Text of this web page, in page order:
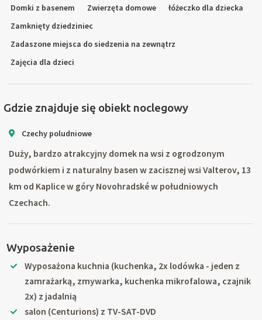
PL
Domki z basenem
Zwierzęta domowe
łóżeczko dla dziecka
Zamknięty dziedziniec
Zadaszone miejsca do siedzenia na zewnątrz
Zajęcia dla dzieci
Gdzie znajduje się obiekt noclegowy
Czechy poludniowe
Duży, bardzo atrakcyjny domek na wsi z ogrodzonym
podwórkiem i z naturalny basen w zacisznej wsi Valterov, 13
km od Kaplice w góry Novohradské w południowych
Czechach.
Wyposażenie
Wyposażona kuchnia (kuchenka, 2x lodówka - jeden z
zamrażarką, zmywarka, kuchenka mikrofalowa, czajnik
2x) z jadalnią
salon (Centurions) z TV-SAT-DVD